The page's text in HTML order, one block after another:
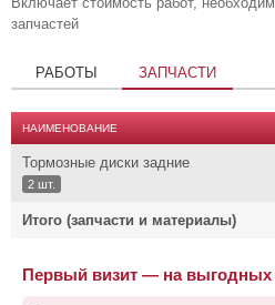
запчастей
РАБОТЫ ЗАПЧАСТИ
НАИМЕНОВАНИЕ
Тормозные диски задние
2 шт.
Итого (запчасти и материалы)
Первый визит — на выгодных